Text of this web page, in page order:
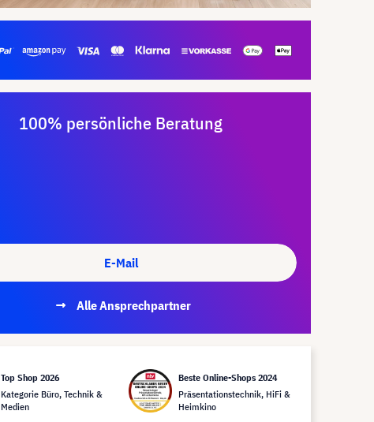
100% persönliche Beratung
E-Mail
Alle Ansprechpartner
Top Shop 2026
Kategorie Büro, Technik &
Medien
Beste Online-Shops 2024
Präsentationstechnik, HiFi &
Heimkino